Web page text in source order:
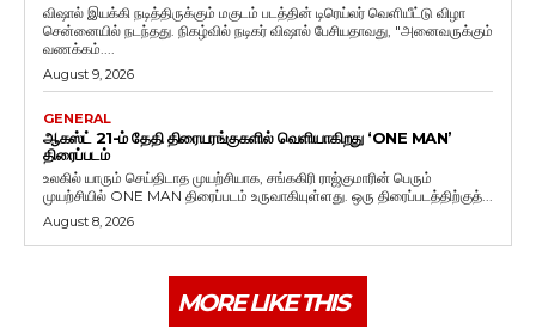
விஷால் இயக்கி நடித்திருக்கும் மகுடம் படத்தின் டிரெய்லர் வெளியீட்டு விழா
சென்னையில் நடந்தது. நிகழ்வில் நடிகர் விஷால் பேசியதாவது, "அனைவருக்கும்
வணக்கம்....
August 9, 2026
GENERAL
ஆகஸ்ட் 21-ம் தேதி திரையரங்குகளில் வெளியாகிறது ‘ONE MAN’
திரைப்படம்
உலகில் யாரும் செய்திடாத முயற்சியாக, சங்ககிரி ராஜ்குமாரின் பெரும்
முயற்சியில் ONE MAN திரைப்படம் உருவாகியுள்ளது. ஒரு திரைப்படத்திற்குத்...
August 8, 2026
MORE LIKE THIS